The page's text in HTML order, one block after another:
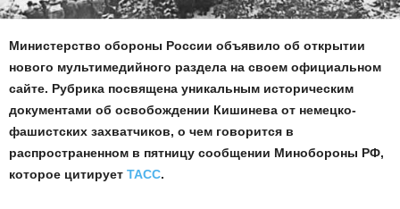
Министерство обороны России объявило об открытии
нового мультимедийного раздела на своем официальном
сайте. Рубрика посвящена уникальным историческим
документами об освобождении Кишинева от немецко-
фашистских захватчиков, о чем говорится в
распространенном в пятницу сообщении Минобороны РФ,
которое цитирует ТАСС.